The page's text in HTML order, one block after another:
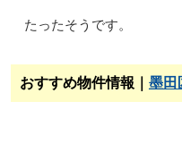
たったそうです。
おすすめ物件情報｜ 墨田